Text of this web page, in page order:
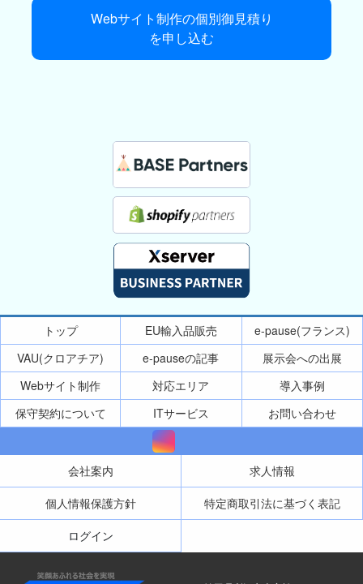
Webサイト制作の個別御見積り
を申し込む
トップ EU輸入品販売
e-pause(フランス)
VAU(クロアチア)
e-pauseの記事
展示会への出展
Webサイト制作
対応エリア
導入事例
保守契約について
ITサービス お問い合わせ
会社案内
求人情報
個人情報保護方針
特定商取引法に基づく表記
ログイン